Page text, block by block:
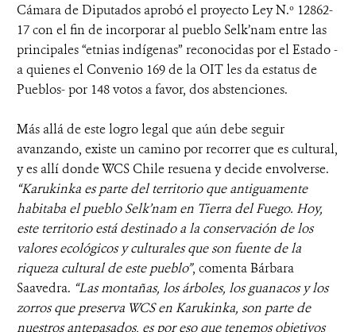
Cámara de Diputados aprobó el proyecto Ley N.º 12862-
17 con el fin de incorporar al pueblo Selk’nam entre las
principales “etnias indígenas” reconocidas por el Estado -
a quienes el Convenio 169 de la OIT les da estatus de
Pueblos- por 148 votos a favor, dos abstenciones.
Más allá de este logro legal que aún debe seguir
avanzando, existe un camino por recorrer que es cultural,
y es allí donde WCS Chile resuena y decide envolverse.
“Karukinka es parte del territorio que antiguamente
habitaba el pueblo Selk’nam en Tierra del Fuego. Hoy,
este territorio está destinado a la conservación de los
valores ecológicos y culturales que son fuente de la
riqueza cultural de este pueblo”, comenta Bárbara
Saavedra. “Las montañas, los árboles, los guanacos y los
zorros que preserva WCS en Karukinka, son parte de
nuestros antepasados, es por eso que tenemos objetivos